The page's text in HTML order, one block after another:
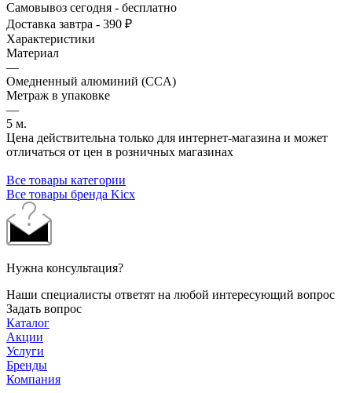
Самовывоз сегодня - бесплатно
Доставка завтра - 390 ₽
Характеристики
Материал
—
Омедненный алюминий (CCA)
Метраж в упаковке
—
5 м.
Цена действительна только для интернет-магазина и может
отличаться от цен в розничных магазинах
Все товары категории
Все товары бренда Kicx
Нужна консультация?
Наши специалисты ответят на любой интересующий вопрос
Задать вопрос
Каталог
Акции
Услуги
Бренды
Компания